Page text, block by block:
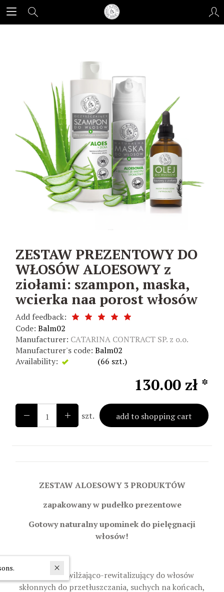
ZESTAW PREZENTOWY DO
WŁOSÓW ALOESOWY z
ziołami: szampon, maska,
wcierka naa porost włosów
Add feedback:
Code: Balm02
Manufacturer: CATARINA CONTRACT SP. z o.o.
Manufacturer's code: Balm02
Availability:
(66 szt.)
130.00 zł *
szt. add to shopping cart
ZESTAW ALOESOWY 3 PRODUKTÓW
zapakowany w pudełko prezentowe
Gotowy naturalny upominek do pielęgnacji
włosów!
Zestaw nawilżająco-rewitalizujący do włosów
skłonnych do przetłuszczania, suchych na końcach,
In last 30 days interested in the product